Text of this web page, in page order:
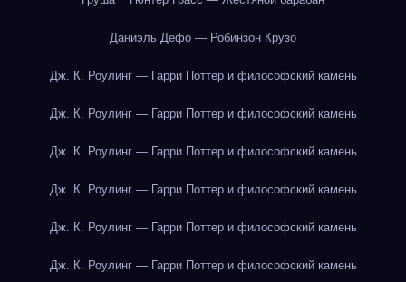
Даниэль Дефо — Робинзон Крузо
Дж. К. Роулинг — Гарри Поттер и философский камень
Дж. К. Роулинг — Гарри Поттер и философский камень
Дж. К. Роулинг — Гарри Поттер и философский камень
Дж. К. Роулинг — Гарри Поттер и философский камень
Дж. К. Роулинг — Гарри Поттер и философский камень
Дж. К. Роулинг — Гарри Поттер и философский камень